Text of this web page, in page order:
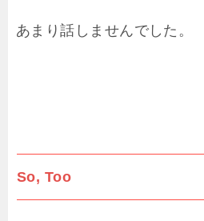
あまり話しませんでした。
So, Too